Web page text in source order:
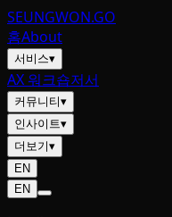
SEUNGWON.GO
홈About
서비스▾
AX 워크숍저서
커뮤니티▾
인사이트▾
더보기▾
EN
EN